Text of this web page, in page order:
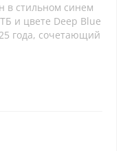
в стильном синем
и цвете Deep Blue
года, сочетающий